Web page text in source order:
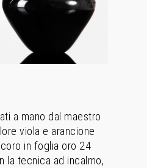
a mano dal maestro
viola e arancione
in foglia oro 24
la tecnica ad incalmo,